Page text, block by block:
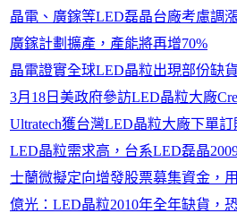
晶電、廣鎵等LED磊晶台廠考慮調
廣鎵計劃擴產，產能將再增70%
晶電證實全球LED晶粒出現部份缺
3月18日美政府參訪LED晶粒大廠
Ultratech獲台灣LED晶粒大廠下單
LED晶粒需求高，台系LED磊晶
士蘭微擬定向增發股票募集資金，
億光：LED晶粒2010年全年缺貨，